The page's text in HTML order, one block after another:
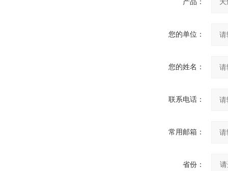
产品：
您的单位：
您的姓名：
联系电话：
常用邮箱：
省份：